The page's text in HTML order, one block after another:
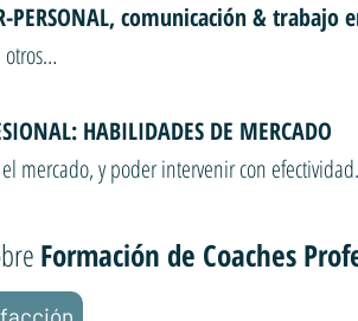
PERSONAL, comunicación & trabajo
otros…
HABILIDADES DE MERCADO
mercado, y poder intervenir con
Formación de Coaches